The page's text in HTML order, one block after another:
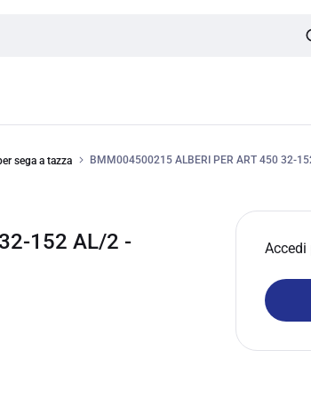
sega a tazza BMM004500215 ALBERI PER ART 450 32-
152 AL/2 -
Accedi